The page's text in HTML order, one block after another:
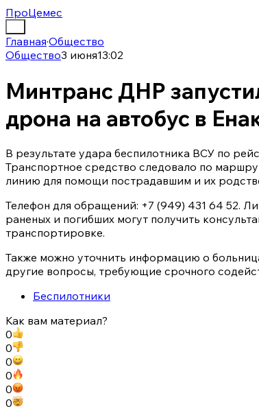
ПроЦемес
Главная·Общество
Общество3 июня13:02
Минтранс ДНР
дрона на автобус в
В результате удара беспилотника ВСУ по
Транспортное средство следовало по
линию для помощи пострадавшим и их
Телефон для обращений: +7 (949) 431 64 52.
раненых и погибших могут получить
транспортировке.
Также можно уточнить информацию о
другие вопросы, требующие срочного
Беспилотники
Как вам материал?
0
0
0
0
0
0